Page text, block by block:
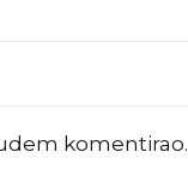
komentirao.